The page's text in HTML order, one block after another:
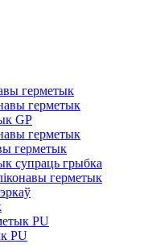
герметык
герметык
GP
герметык
герметык
супраць грыбка
герметык
PU
PU